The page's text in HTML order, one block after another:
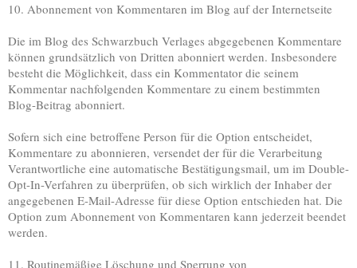
10. Abonnement von Kommentaren im Blog auf der Internetseite
Die im Blog des Schwarzbuch Verlages abgegebenen Kommentare
können grundsätzlich von Dritten abonniert werden. Insbesondere
besteht die Möglichkeit, dass ein Kommentator die seinem
Kommentar nachfolgenden Kommentare zu einem bestimmten
Blog-Beitrag abonniert.
Sofern sich eine betroffene Person für die Option entscheidet,
Kommentare zu abonnieren, versendet der für die Verarbeitung
Verantwortliche eine automatische Bestätigungsmail, um im Double-
Opt-In-Verfahren zu überprüfen, ob sich wirklich der Inhaber der
angegebenen E-Mail-Adresse für diese Option entschieden hat. Die
Option zum Abonnement von Kommentaren kann jederzeit beendet
werden.
11. Routinemäßige Löschung und Sperrung von